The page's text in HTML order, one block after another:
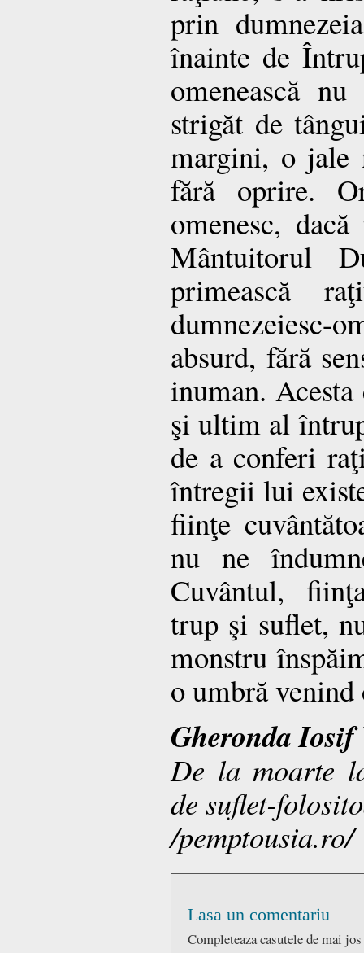
prin
înainte de
omenească
strigăt de
margini, o jale
fără oprire.
omenesc,
Mântuitorul
primească
dumnezeiesc-
absurd, fără
inuman.
şi ultim al
de a conferi
întregii lui
fiinţe
nu ne
Cuvântul,
trup şi suflet,
monstru
o umbră venind
Gheronda
De la moarte
de suflet-
/pemptousia.ro/
Lasa un comentariu
Completeaza casutele de mai